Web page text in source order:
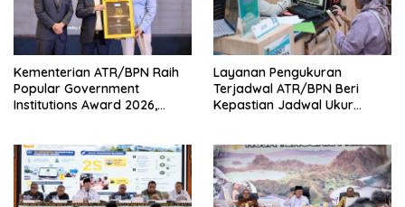
Kementerian ATR/BPN Raih
Popular Government
Institutions Award 2026,
Layanan Pengukuran
Terjadwal ATR/BPN Beri
Kepastian Jadwal Ukur